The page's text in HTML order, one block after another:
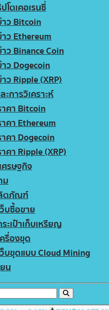
โตเคอเรนซี่
ว Bitcoin
ว Ethereum
ว Binance Coin
ว Dogecoin
ว Ripple (XRP)
ะการวิเคราะห์
คา Bitcoin
คา Ethereum
คา Dogecoin
คา Ripple (XRP)
รษฐกิจ
ม
ตภัณฑ์
บซื้อขาย
ะเป๋าเก็บเหรียญ
รื่องขุด
บขุดแบบ Cloud Mining
น